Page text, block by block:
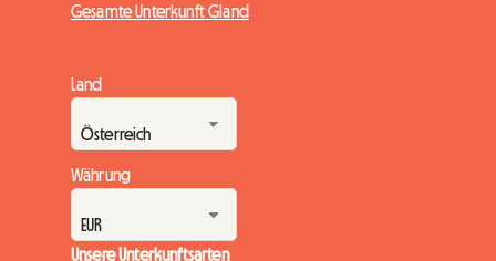
Gesamte Unterkunft Gland
Land
Währung
Unsere Unterkunftsarten